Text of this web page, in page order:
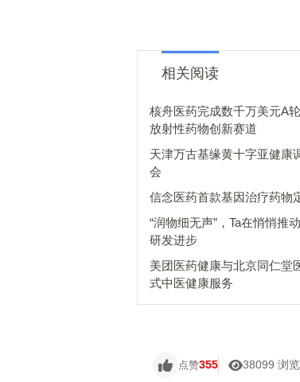
相关阅读
核舟医药完成数千万美元A
放射性药物创新赛道
天津万古基缘黄十字亚健康
会
信念医药首款基因治疗药物
“润物细无声”，Ta在悄悄推
研发进步
美团医药健康与北京同仁堂
式中医健康服务
点赞355 38099 浏览